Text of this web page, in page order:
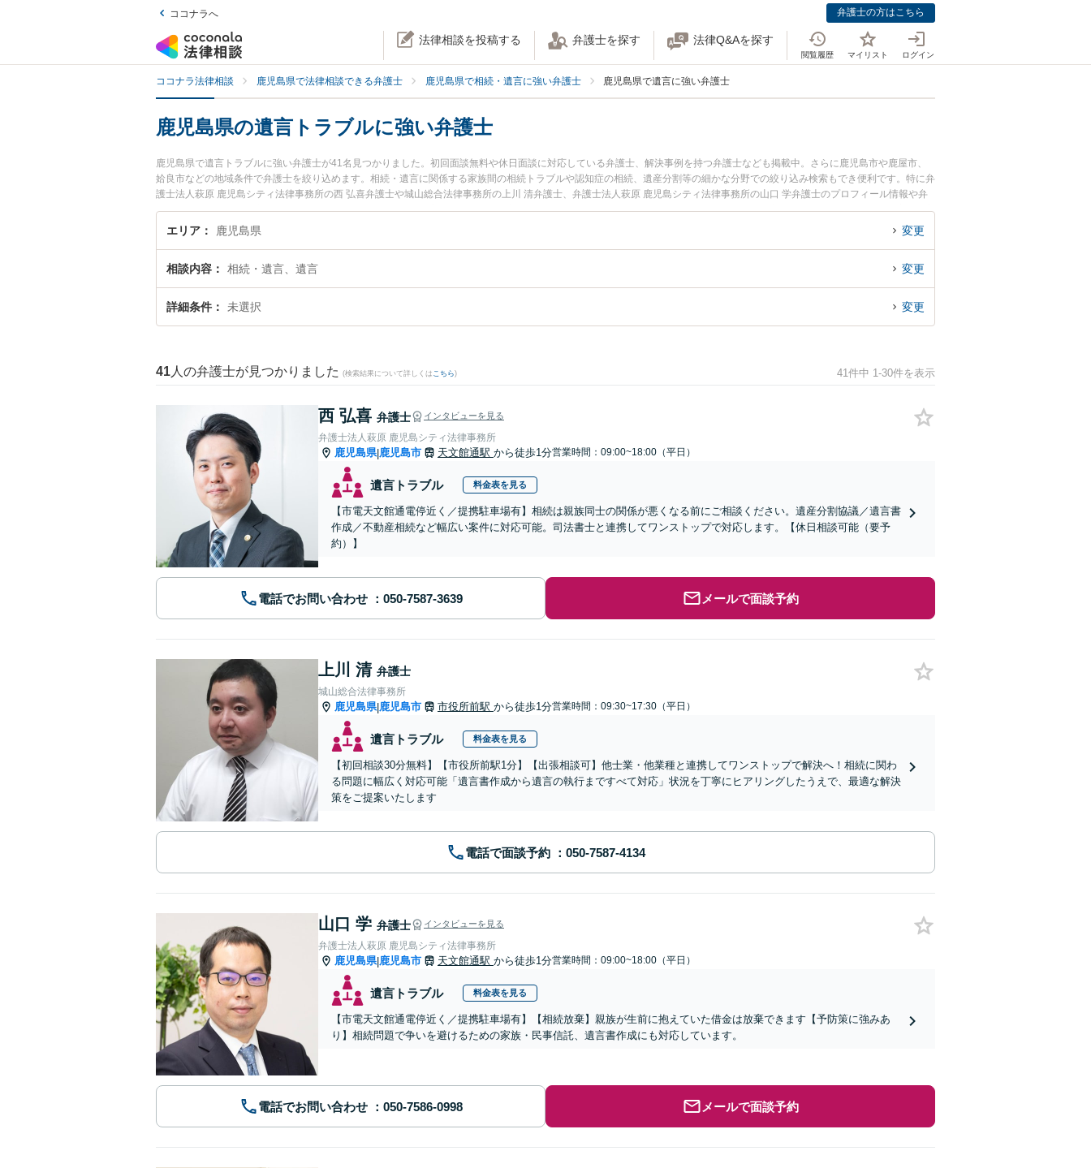
ココナラへ 弁護士の方はこちら
法律相談を投稿する 弁護士を探す 法律Q&Aを探す
閲覧履歴 マイリスト ログイン
ココナラ法律相談 鹿児島県で法律相談できる弁護士 鹿児島県で相続・遺言に強い弁護士 鹿児島県で遺言に強い弁護士
鹿児島県の遺言トラブルに強い弁護士
鹿児島県で遺言トラブルに強い弁護士が41名見つかりました。初回面談無料や休日面談に対応している弁護士、解決事例を持つ弁護士なども掲載中。さらに鹿児島市や鹿屋市、
姶良市などの地域条件で弁護士を絞り込めます。相続・遺言に関係する家族間の相続トラブルや認知症の相続、遺産分割等の細かな分野での絞り込み検索もでき便利です。特に弁
護士法人萩原 鹿児島シティ法律事務所の西 弘喜弁護士や城山総合法律事務所の上川 清弁護士、弁護士法人萩原 鹿児島シティ法律事務所の山口 学弁護士のプロフィール情報や弁
護士費用、強みなどが注目されています。『鹿児島県で土日や夜間に発生した遺言トラブルのトラブルを今すぐに弁護士に相談したい』『遺言トラブルのトラブル解決の実績豊富
な近くの弁護士を検索したい』『初回相談無料で遺言トラブルを法律相談できる鹿児島県内の弁護士に相談予約したい』などでお困りの相談者さんにおすすめです。
エリア 鹿児島県 変更
相談内容 相続・遺言、遺言 変更
詳細条件 未選択 変更
41 人の弁護士が見つかりました (検索結果について詳しくは こちら) 41件中 1-30件を表示
西 弘喜 弁護士 インタビューを見る
弁護士法人萩原 鹿児島シティ法律事務所
鹿児島県|鹿児島市 天文館通駅 から徒歩1分営業時間：09:00~18:00（平日）
遺言トラブル 料金表を見る
【市電天文館通電停近く／提携駐車場有】相続は親族同士の関係が悪くなる前にご相談ください。遺産分割協議／遺言書
作成／不動産相続など幅広い案件に対応可能。司法書士と連携してワンストップで対応します。【休日相談可能（要予
約）】
電話でお問い合わせ メールで面談予約
上川 清 弁護士
城山総合法律事務所
鹿児島県|鹿児島市 市役所前駅 から徒歩1分営業時間：09:30~17:30（平日）
遺言トラブル 料金表を見る
【初回相談30分無料】【市役所前駅1分】【出張相談可】他士業・他業種と連携してワンストップで解決へ！相続に関わ
る問題に幅広く対応可能「遺言書作成から遺言の執行まですべて対応」状況を丁寧にヒアリングしたうえで、最適な解決
策をご提案いたします
電話で面談予約
山口 学 弁護士 インタビューを見る
弁護士法人萩原 鹿児島シティ法律事務所
鹿児島県|鹿児島市 天文館通駅 から徒歩1分営業時間：09:00~18:00（平日）
遺言トラブル 料金表を見る
【市電天文館通電停近く／提携駐車場有】【相続放棄】親族が生前に抱えていた借金は放棄できます【予防策に強みあ
り】相続問題で争いを避けるための家族・民事信託、遺言書作成にも対応しています。
電話でお問い合わせ メールで面談予約